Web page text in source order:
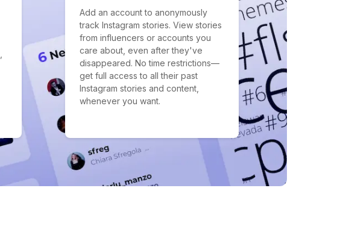
Add an account to anonymously
track Instagram stories. View stories
from influencers or accounts you
care about, even after they've
disappeared. No time restrictions—
get full access to all their past
Instagram stories and content,
whenever you want.